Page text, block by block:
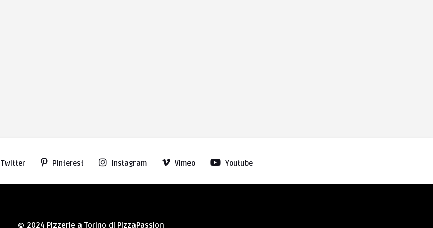
Twitter Pinterest Instagram Vimeo Youtube
© 2024 Pizzerie a Torino di PizzaPassion